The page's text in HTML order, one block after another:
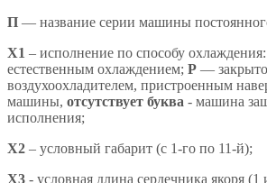
П — название серии машины
X1 – исполнение по способу охлаждения:
естественным охлаждением; Р —
воздухоохладителем, пристроенным
машины, отсутствует буква - машина
исполнения;
X2 – условный габарит (с 1-го по 11-й);
X3 - условная длина сердечника якоря (1